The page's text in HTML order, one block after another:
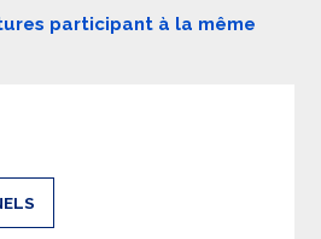
participant à la même